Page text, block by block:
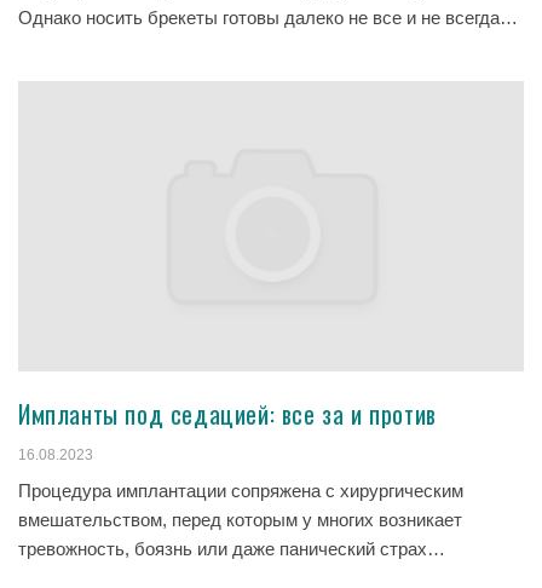
Однако носить брекеты готовы далеко не все и не всегда…
Импланты под седацией: все за и против
16.08.2023
Процедура имплантации сопряжена с хирургическим
вмешательством, перед которым у многих возникает
тревожность, боязнь или даже панический страх…